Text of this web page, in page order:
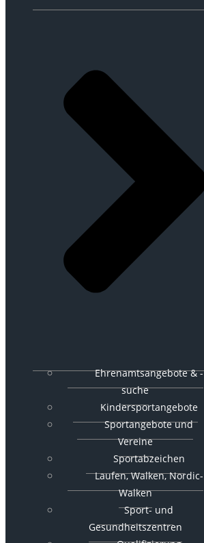
Ehrenamtsangebote & -
suche
Kindersportangebote
Sportangebote und
Vereine
Sportabzeichen
Laufen, Walken, Nordic-
Walken
Sport- und
Gesundheitszentren